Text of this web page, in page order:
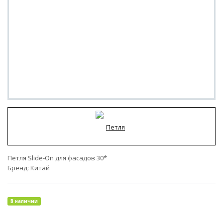
Петля Slide-On для фасадов 30*
Бренд: Китай
В наличии